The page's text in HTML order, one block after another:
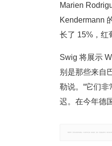
Marien
Kendermann
长了 15%，红
Swig 将展示
别是那些来自
勒说。“它们
迟。在今年德